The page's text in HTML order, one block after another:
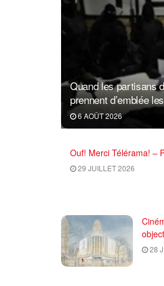
Quand les partisans
prennent d’emblée
6 AOÛT 2026
Ouf! Merci Télérama! –
29 JUILLET 2026
28